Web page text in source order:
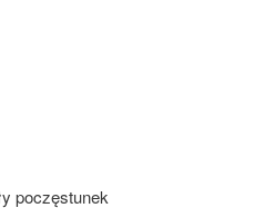
poczęstunek